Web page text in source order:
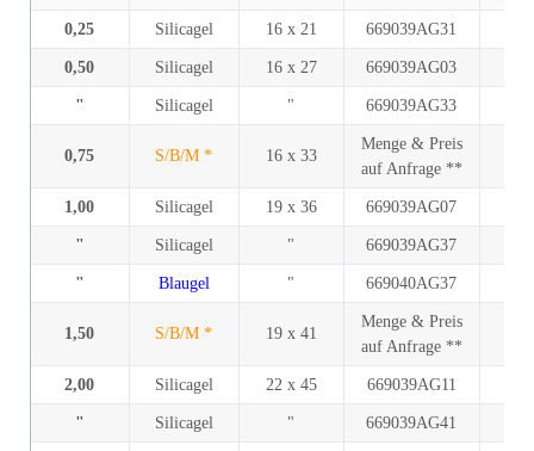
0,25 Silicagel 16 x 21 669039AG31
0,50 Silicagel 16 x 27 669039AG03
" Silicagel " 669039AG33
0,75 S/B/M * 16 x 33
Menge & Preis
auf Anfrage **
1,00 Silicagel 19 x 36 669039AG07
" Silicagel " 669039AG37
" Blaugel " 669040AG37
1,50 S/B/M * 19 x 41
Menge & Preis
auf Anfrage **
2,00 Silicagel 22 x 45 669039AG11
" Silicagel " 669039AG41